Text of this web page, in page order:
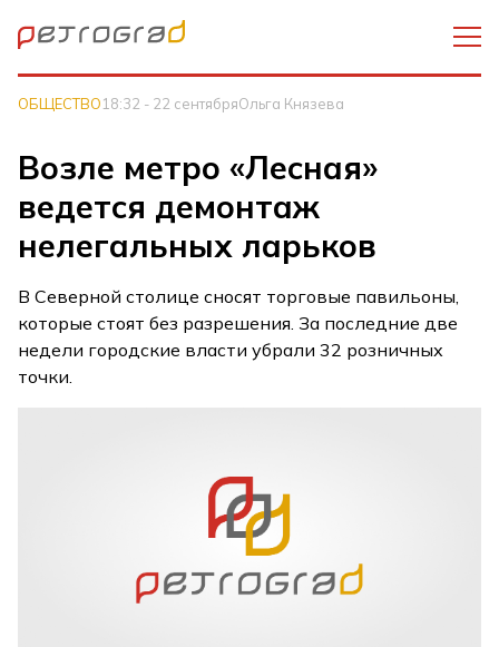
ОБЩЕСТВО18:32 - 22 сентябряОльга Князева
Возле метро «Лесная»
ведется демонтаж
нелегальных ларьков
В Северной столице сносят торговые павильоны,
которые стоят без разрешения. За последние две
недели городские власти убрали 32 розничных
точки.